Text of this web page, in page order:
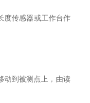
度传感器或工作台作
动到被测点上，由读